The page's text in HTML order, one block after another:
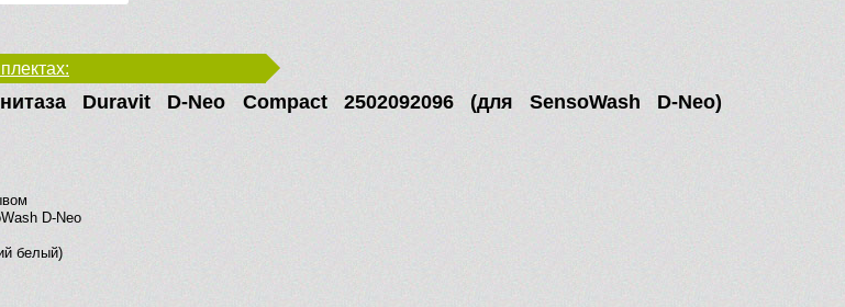
Duravit D-Neo Compact 2502092096 (для SensoWash D-Neo)
D-Neo
белый)